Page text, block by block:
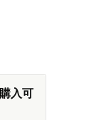
入可